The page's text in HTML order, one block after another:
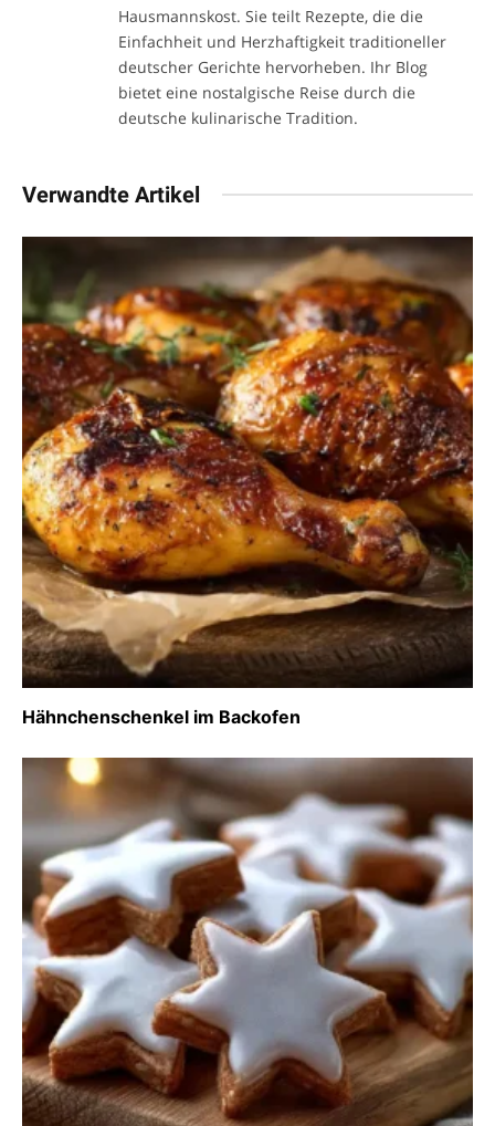
Hausmannskost. Sie teilt Rezepte, die die
Einfachheit und Herzhaftigkeit traditioneller
deutscher Gerichte hervorheben. Ihr Blog
bietet eine nostalgische Reise durch die
deutsche kulinarische Tradition.
Verwandte Artikel
Hähnchenschenkel im Backofen